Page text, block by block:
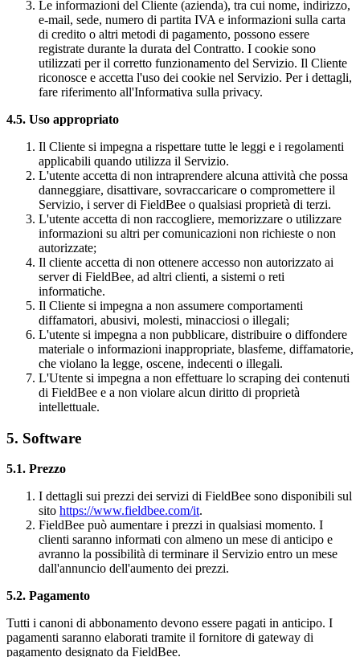
Le informazioni del Cliente (azienda), tra cui nome, indirizzo,
e-mail, sede, numero di partita IVA e informazioni sulla carta
di credito o altri metodi di pagamento, possono essere
registrate durante la durata del Contratto. I cookie sono
utilizzati per il corretto funzionamento del Servizio. Il Cliente
riconosce e accetta l'uso dei cookie nel Servizio. Per i dettagli,
fare riferimento all'Informativa sulla privacy.
4.5. Uso appropriato
Il Cliente si impegna a rispettare tutte le leggi e i regolamenti
applicabili quando utilizza il Servizio.
L'utente accetta di non intraprendere alcuna attività che possa
danneggiare, disattivare, sovraccaricare o compromettere il
Servizio, i server di FieldBee o qualsiasi proprietà di terzi.
L'utente accetta di non raccogliere, memorizzare o utilizzare
informazioni su altri per comunicazioni non richieste o non
autorizzate;
Il cliente accetta di non ottenere accesso non autorizzato ai
server di FieldBee, ad altri clienti, a sistemi o reti
informatiche.
Il Cliente si impegna a non assumere comportamenti
diffamatori, abusivi, molesti, minacciosi o illegali;
L'utente si impegna a non pubblicare, distribuire o diffondere
materiale o informazioni inappropriate, blasfeme, diffamatorie,
che violano la legge, oscene, indecenti o illegali.
L'Utente si impegna a non effettuare lo scraping dei contenuti
di FieldBee e a non violare alcun diritto di proprietà
intellettuale.
5. Software
5.1. Prezzo
I dettagli sui prezzi dei servizi di FieldBee sono disponibili sul
sito https://www.fieldbee.com/it.
FieldBee può aumentare i prezzi in qualsiasi momento. I
clienti saranno informati con almeno un mese di anticipo e
avranno la possibilità di terminare il Servizio entro un mese
dall'annuncio dell'aumento dei prezzi.
5.2. Pagamento
Tutti i canoni di abbonamento devono essere pagati in anticipo. I
pagamenti saranno elaborati tramite il fornitore di gateway di
pagamento designato da FieldBee.